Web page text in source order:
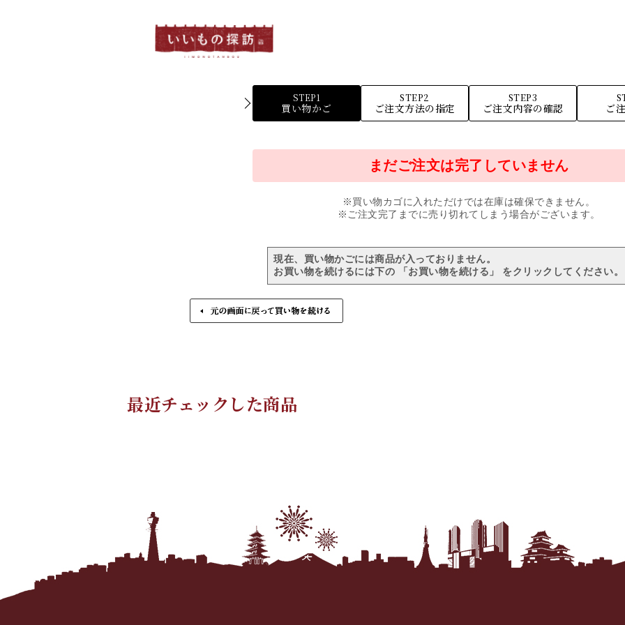
STEP1
買い物かご
STEP2
ご注文方法の指定
STEP3
ご注文内容の確認 ご
まだご注文は完了していません
※買い物カゴに入れただけでは在庫は確保できません。
※ご注文完了までに売り切れてしまう場合がございます。
現在、買い物かごには商品が入っておりません。
お買い物を続けるには下の 「お買い物を続ける」 をクリックしてください。
最近チェックした商品